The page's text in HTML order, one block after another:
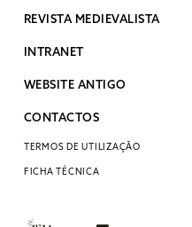
REVISTA MEDIEVALISTA
INTRANET
WEBSITE ANTIGO
CONTACTOS
TERMOS DE UTILIZAÇÃO
FICHA TÉCNICA